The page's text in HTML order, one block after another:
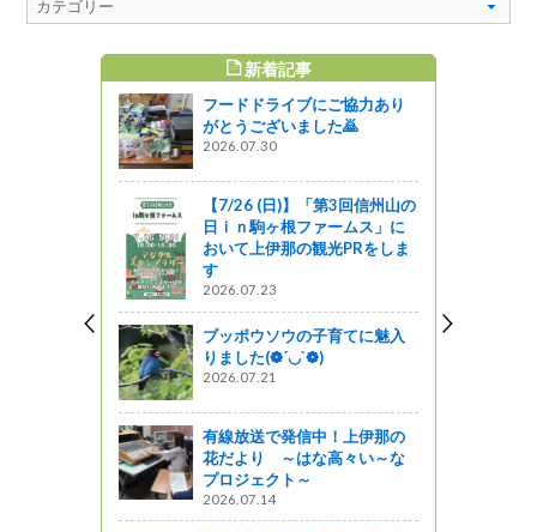
新着記事
フードドライブにご協力あり
がとうございました🙇
2026.07.30
【7/26 (日)】「第3回信州山の
日ｉｎ駒ヶ根ファームス」に
おいて上伊那の観光PRをしま
す
2026.07.23
ブッポウソウの子育てに魅入
りました(❁´◡`❁)
2026.07.21
有線放送で発信中！上伊那の
花だより ～はな高々い～な
プロジェクト～
2026.07.14